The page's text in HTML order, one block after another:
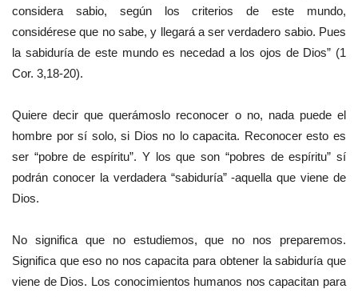
considera sabio, según los criterios de este mundo,
considérese que no sabe, y llegará a ser verdadero sabio. Pues
la sabiduría de este mundo es necedad a los ojos de Dios” (1
Cor. 3,18-20).
Quiere decir que querámoslo reconocer o no, nada puede el
hombre por sí solo, si Dios no lo capacita. Reconocer esto es
ser “pobre de espíritu”. Y los que son “pobres de espíritu” sí
podrán conocer la verdadera “sabiduría” -aquella que viene de
Dios.
No significa que no estudiemos, que no nos preparemos.
Significa que eso no nos capacita para obtener la sabiduría que
viene de Dios. Los conocimientos humanos nos capacitan para